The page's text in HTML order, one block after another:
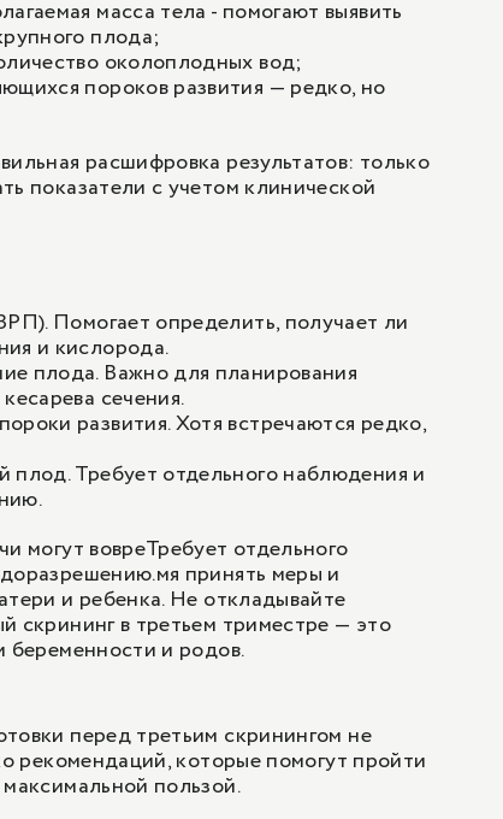
масса тела - помогают выявить
плода;
околоплодных вод;
пороков развития — редко, но
расшифровка результатов: только
показатели с учетом клинической
Помогает определить, получает ли
и кислорода.
плода. Важно для планирования
сечения.
развития. Хотя встречаются редко,
Требует отдельного наблюдения и
могут вовреТребует отдельного
принять меры и
и ребенка. Не откладывайте
скрининг в третьем триместре — это
беременности и родов.
перед третьим скринингом не
рекомендаций, которые помогут пройти
пользой.